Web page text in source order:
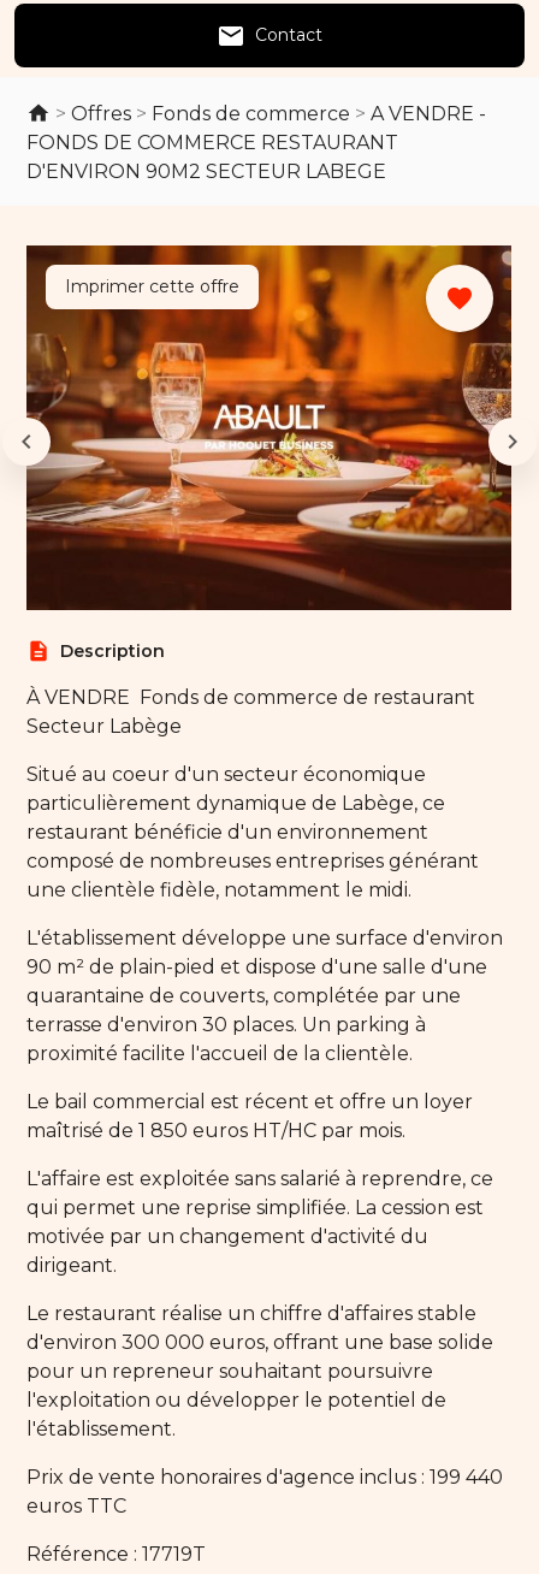
email Contact
>Offres > Fonds de commerce >A VENDRE -
FONDS DE COMMERCE RESTAURANT
D'ENVIRON 90M2 SECTEUR LABEGE
favorite
Imprimer cette offre
description Description
À VENDRE  Fonds de commerce de restaurant 
Secteur Labège
Situé au coeur d'un secteur économique
particulièrement dynamique de Labège, ce
restaurant bénéficie d'un environnement
composé de nombreuses entreprises générant
une clientèle fidèle, notamment le midi.
L'établissement développe une surface d'environ
90 m² de plain-pied et dispose d'une salle d'une
quarantaine de couverts, complétée par une
terrasse d'environ 30 places. Un parking à
proximité facilite l'accueil de la clientèle.
Le bail commercial est récent et offre un loyer
maîtrisé de 1 850 euros HT/HC par mois.
L'affaire est exploitée sans salarié à reprendre, ce
qui permet une reprise simplifiée. La cession est
motivée par un changement d'activité du
dirigeant.
Le restaurant réalise un chiffre d'affaires stable
d'environ 300 000 euros, offrant une base solide
pour un repreneur souhaitant poursuivre
l'exploitation ou développer le potentiel de
l'établissement.
Prix de vente honoraires d'agence inclus : 199 440
euros TTC
Référence : 17719T